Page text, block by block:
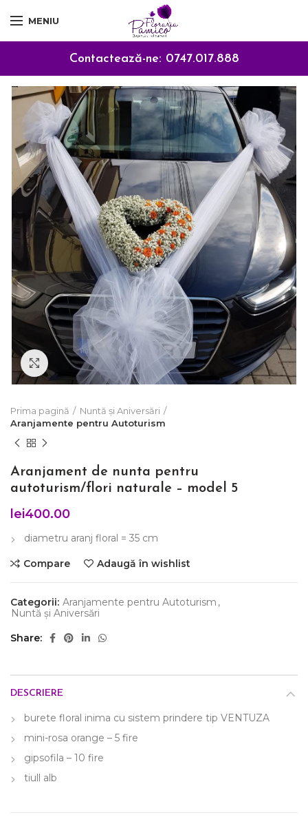
MENIU
Contactează-ne: 0747.017.888
Click to enlarge
Prima pagină
Nuntă și Aniversări
Aranjamente pentru Autoturism
Aranjament de nunta pentru
autoturism/flori naturale – model 5
lei400.00
diametru aranj floral = 35 cm
Compare Adaugă în wishlist
Categorii: Aranjamente pentru Autoturism ,
Nuntă și Aniversări
Share
DESCRIERE
burete floral inima cu sistem prindere tip VENTUZA
mini-rosa orange – 5 fire
gipsofila – 10 fire
tiull alb